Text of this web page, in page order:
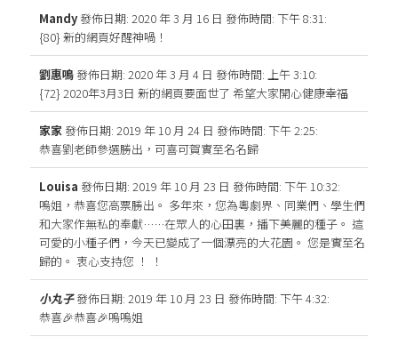
Mandy發佈日期: 2020 年 3 月 16 日 發佈時間: 下午 8:31:
{80} 新的網頁好醒神喎！
劉惠鳴發佈日期: 2020 年 3 月 4 日 發佈時間: 上午 3:10:
{72} 2020年3月3日 新的網頁要面世了 希望大家開心健康幸福
家家發佈日期: 2019 年 10 月 24 日 發佈時間: 下午 2:25:
恭喜劉老師參選勝出，可喜可賀實至名名歸
Louisa發佈日期: 2019 年 10 月 23 日 發佈時間: 下午 10:32:
嗚姐，恭喜您高票勝出。 多年來，您為粵劇界、同業們、學生們
和大家作無私的奉獻……在眾人的心田裏，播下美麗的種子。 這
可愛的小種子們，今天已變成了一個漂亮的大花園。 您是實至名
歸的。 衷心支持您 ！ ！
小丸子發佈日期: 2019 年 10 月 23 日 發佈時間: 下午 4:32:
恭喜🎉恭喜🎉嗚嗚姐